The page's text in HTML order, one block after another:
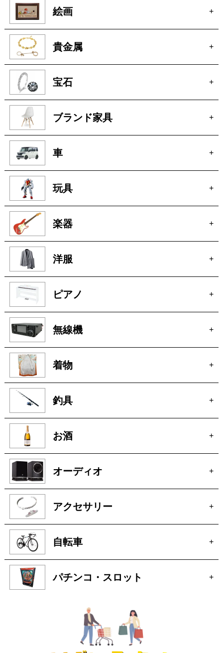
絵画 +
貴金属 +
宝石 +
ブランド家具 +
車 +
玩具 +
楽器 +
洋服 +
ピアノ +
無線機 +
着物 +
釣具 +
お酒 +
オーディオ +
アクセサリー +
自転車 +
パチンコ・スロット +